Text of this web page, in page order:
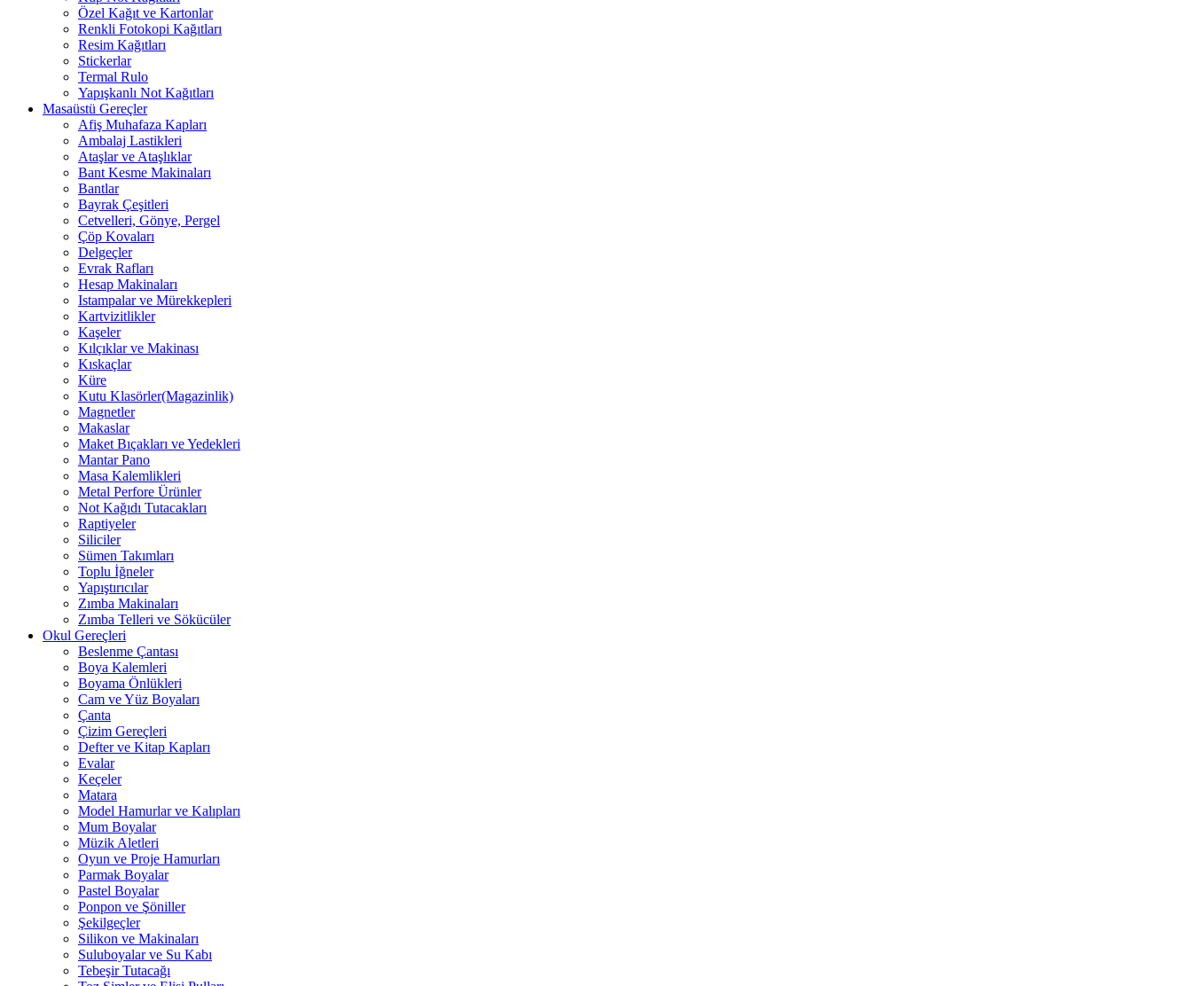
Özel Kağıt ve Kartonlar
Renkli Fotokopi Kağıtları
Resim Kağıtları
Stickerlar
Termal Rulo
Yapışkanlı Not Kağıtları
Masaüstü Gereçler
Afiş Muhafaza Kapları
Ambalaj Lastikleri
Ataşlar ve Ataşlıklar
Bant Kesme Makinaları
Bantlar
Bayrak Çeşitleri
Cetvelleri, Gönye, Pergel
Çöp Kovaları
Delgeçler
Evrak Rafları
Hesap Makinaları
Istampalar ve Mürekkepleri
Kartvizitlikler
Kaşeler
Kılçıklar ve Makinası
Kıskaçlar
Küre
Kutu Klasörler(Magazinlik)
Magnetler
Makaslar
Maket Bıçakları ve Yedekleri
Mantar Pano
Masa Kalemlikleri
Metal Perfore Ürünler
Not Kağıdı Tutacakları
Raptiyeler
Siliciler
Sümen Takımları
Toplu İğneler
Yapıştırıcılar
Zımba Makinaları
Zımba Telleri ve Sökücüler
Okul Gereçleri
Beslenme Çantası
Boya Kalemleri
Boyama Önlükleri
Cam ve Yüz Boyaları
Çanta
Çizim Gereçleri
Defter ve Kitap Kapları
Evalar
Keçeler
Matara
Model Hamurlar ve Kalıpları
Mum Boyalar
Müzik Aletleri
Oyun ve Proje Hamurları
Parmak Boyalar
Pastel Boyalar
Ponpon ve Şöniller
Şekilgeçler
Silikon ve Makinaları
Suluboyalar ve Su Kabı
Tebeşir Tutacağı